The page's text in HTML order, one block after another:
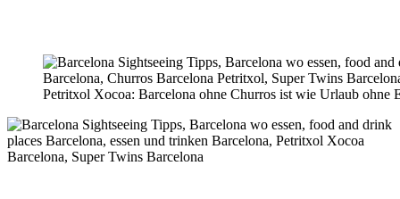
Petritxol Xocoa: Barcelona ohne Churros ist wie Urlaub ohne